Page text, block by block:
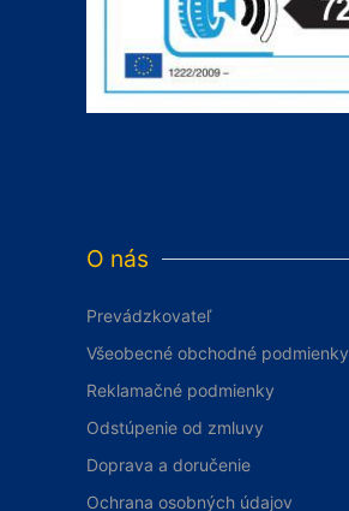
O nás
Prevádzkovateľ
Všeobecné obchodné podmienky
Reklamačné podmienky
Odstúpenie od zmluvy
Doprava a doručenie
Ochrana osobných údajov